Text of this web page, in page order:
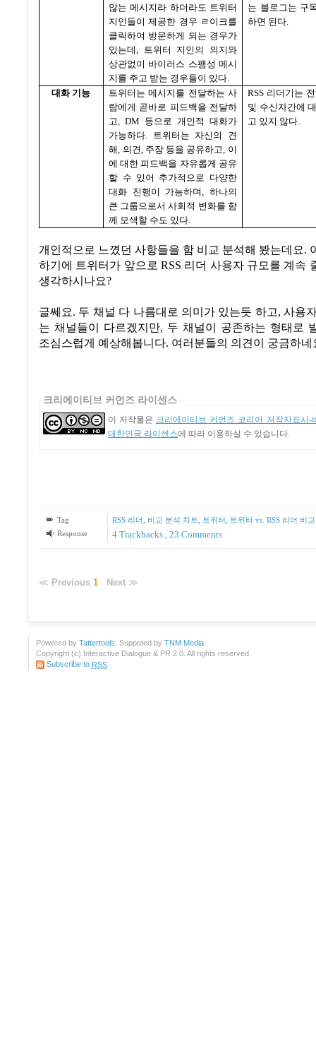
않는 메시지라 하더라도 트위터
지인들이 제공한 경우 ㄹ이크를
클릭하여 방문하게 되는 경우가
있는데, 트위터 지인의 의지와
상관없이 바이러스 스팸성 메시
지를 주고 받는 경우들이 있다.
는 블로그는 구
하면 된다.
대화 기능
트위터는 메시지를 전달하는 사
람에게 곧바로 피드백을 전달하
고, DM 등으로 개인적 대화가
가능하다. 트위터는 자신의 견
해, 의견, 주장 등을 공유하고, 이
에 대한 피드백을 자유롭게 공유
할 수 있어 추가적으로 다양한
대화 진행이 가능하며, 하나의
큰 그룹으로서 사회적 변화를 함
께 모색할 수도 있다.
RSS 리더기는
및 수신자간에
고 있지 않다.
개인적으로 느꼈던 사항들을 함 비교 분석해 봤는데요.
하기에 트위터가 앞으로 RSS 리더 사용자 규모를 계속
생각하시나요?
글쎄요. 두 채널 다 나름대로 의미가 있는듯 하고,사용
는 채널들이 다르겠지만, 두 채널이 공존하는 형태로
조심스럽게 예상해봅니다. 여러분들의 의견이 궁금하네
크리에이티브 커먼즈 라이센스
이 저작물은 크리에이티브 커먼즈 코리아 저작자표시-
대한민국 라이센스에 따라 이용하실 수 있습니다.
Tag RSS 리더 비교 분석 차트 트위터
트위터 vs. RSS 리더 비
Response
4Trackbacks , 23 Comments
≪ Previous 1 : Next ≫
Powered by Tattertools . Suppoted by TNM Media
Copyright (c) Interactive Dialogue & PR 2.0. All rights reserved.
Subscribe to RSS